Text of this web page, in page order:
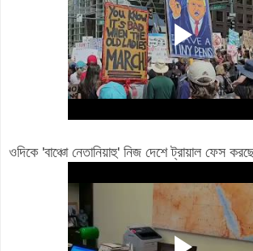
ওদিকে 'বাঞ্চো নেতানিয়াহু' নিজ দেশে ট্রায়াল ফেস